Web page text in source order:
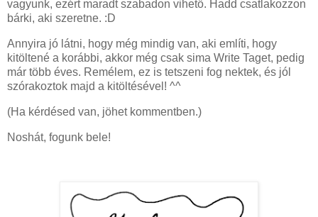
vagyunk, ezért maradt szabadon vihető. Hadd csatlakozzon
bárki, aki szeretne. :D
Annyira jó látni, hogy még mindig van, aki említi, hogy
kitöltené a korábbi, akkor még csak sima Write Taget, pedig
már több éves. Remélem, ez is tetszeni fog nektek, és jól
szórakoztok majd a kitöltésével! ^^
(Ha kérdésed van, jöhet kommentben.)
Noshát, fogunk bele!